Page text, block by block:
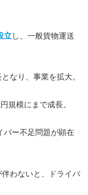
立し、一般貨物運送
なり、事業を拡大。
規模にまで成長。
バー不足問題が顕在
わないと、ドライバ